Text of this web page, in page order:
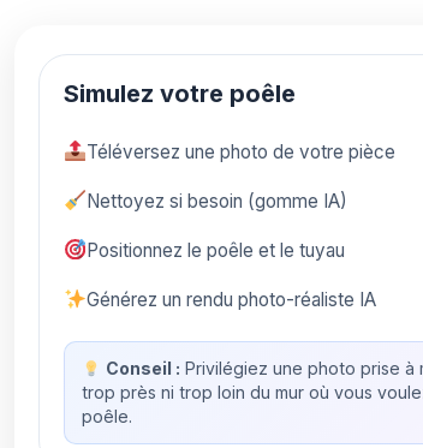
Simulez votre poêle
Téléversez une photo de votre pièce
Nettoyez si besoin (gomme IA)
Positionnez le poêle et le tuyau
Générez un rendu photo-réaliste IA
Conseil : Privilégiez une photo prise à
trop près ni trop loin du mur où vous
poêle.